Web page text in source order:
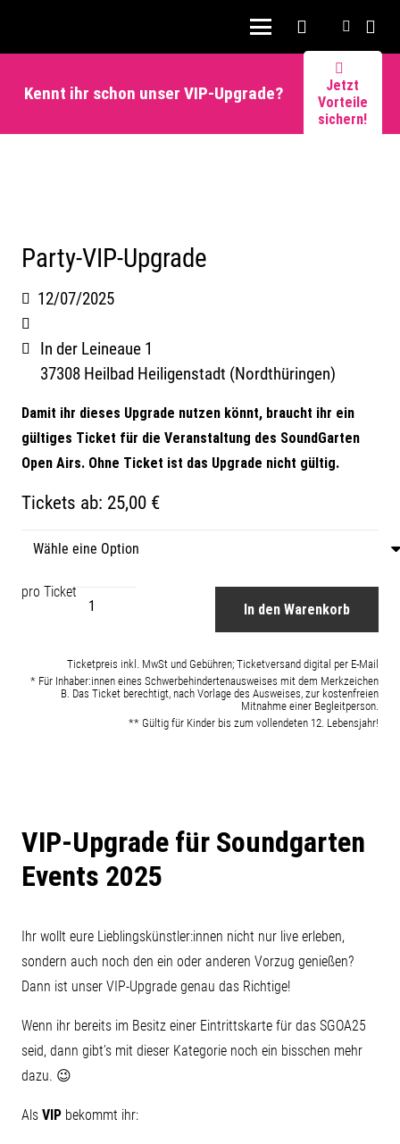
Kennt ihr schon unser VIP-Upgrade?
Jetzt
Vorteile
sichern!
Party-VIP-Upgrade
12/07/2025
In der Leineaue 1
37308 Heilbad Heiligenstadt (Nordthüringen)
Damit ihr dieses Upgrade nutzen könnt, braucht ihr ein
gültiges Ticket für die Veranstaltung des SoundGarten
Open Airs. Ohne Ticket ist das Upgrade nicht gültig.
Tickets ab: 25,00 €
Party-
Menge
In den Warenkorb
Ticketpreis inkl. MwSt und Gebühren; Ticketversand digital per E-Mail
* Für Inhaber:innen eines Schwerbehindertenausweises mit dem Merkzeichen
B. Das Ticket berechtigt, nach Vorlage des Ausweises, zur kostenfreien
Mitnahme einer Begleitperson.
** Gültig für Kinder bis zum vollendeten 12. Lebensjahr!
VIP-Upgrade für Soundgarten
Events 2025
Ihr wollt eure Lieblingskünstler:innen nicht nur live erleben,
sondern auch noch den ein oder anderen Vorzug genießen?
Dann ist unser VIP-Upgrade genau das Richtige!
Wenn ihr bereits im Besitz einer Eintrittskarte für das SGOA25
seid, dann gibt’s mit dieser Kategorie noch ein bisschen mehr
dazu. 😉
Als VIP bekommt ihr: